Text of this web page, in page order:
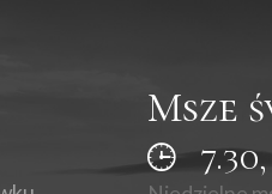
Msze